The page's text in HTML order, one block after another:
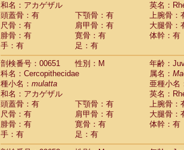
和名：アカゲザル
英名：
頭蓋骨：有
下顎骨：有
上腕骨：
尺骨：有
肩甲骨：有
大腿骨：
腓骨：有
寛骨：有
体幹：有
手：有
足：有
剖検番号：00651
性別：M
年齢：
科名：Cercopithecidae
属名：
種小名： mulatta
亜種小名
和名：アカゲザル
英名：
頭蓋骨：有
下顎骨：有
上腕骨：
尺骨：有
肩甲骨：有
大腿骨：
腓骨：有
寛骨：有
体幹：有
手：有
足：有